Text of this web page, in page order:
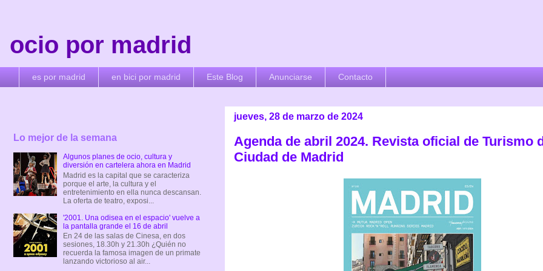
ocio por madrid
es por madrid en bici por madrid Este Blog Anunciarse Contacto
jueves, 28 de marzo de 2024
Agenda de abril 2024. Revista oficial de Turismo
Ciudad de Madrid
Lo mejor de la semana
Algunos planes de ocio, cultura y
diversión en cartelera ahora en Madrid
Madrid es la capital que se caracteriza
porque el arte, la cultura y el
entretenimiento en ella nunca descansan.
La oferta de teatro, exposi...
'2001. Una odisea en el espacio' vuelve a
la pantalla grande el 16 de abril
En 24 de las salas de Cinesa, en dos
sesiones, 18.30h y 21.30h ¿Quién no
recuerda la famosa imagen de un primate
lanzando victorioso al air...